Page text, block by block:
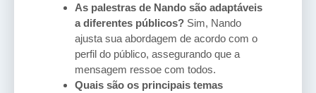
As palestras de Nando são adaptáveis
a diferentes públicos? Sim, Nando
ajusta sua abordagem de acordo com o
perfil do público, assegurando que a
mensagem ressoe com todos.
Quais são os principais temas